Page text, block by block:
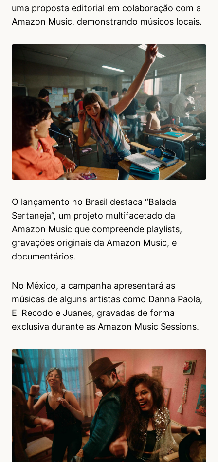
uma proposta editorial em colaboração com a
Amazon Music, demonstrando músicos locais.
O lançamento no Brasil destaca “Balada
Sertaneja”, um projeto multifacetado da
Amazon Music que compreende playlists,
gravações originais da Amazon Music, e
documentários.
No México, a campanha apresentará as
músicas de alguns artistas como Danna Paola,
El Recodo e Juanes, gravadas de forma
exclusiva durante as Amazon Music Sessions.